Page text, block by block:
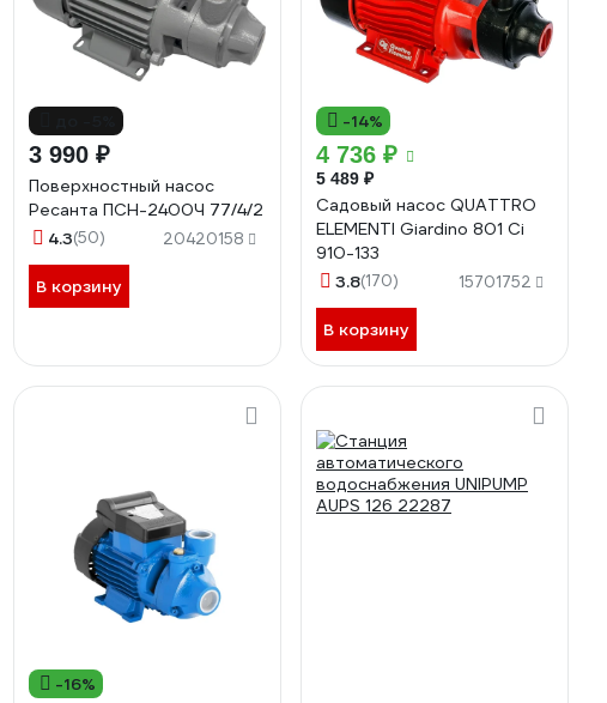
3 990 ₽
Поверхностный насос
Ресанта ПСН-2400Ч 77/4/2
4.3(50) 20420158
В корзину
-14%
4 736 ₽
5 489 ₽
Садовый насос QUATTRO
ELEMENTI Giardino 801 Ci
910-133
3.8(170) 15701752
В корзину
-16%